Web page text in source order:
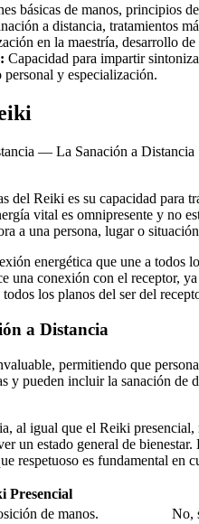
básicas de manos, principios
a distancia, tratamientos
en la maestría, desarrollo
Capacidad para impartir
y especialización.
del Reiki es su capacidad
vital es omnipresente y no
a una persona, lugar o
energética que une a
una conexión con el receptor,
los planos del ser del
a Distancia
permitiendo que
y pueden incluir la sanación
al igual que el Reiki
un estado general de
respetuoso es fundamental en
Presencial
de manos.
No,